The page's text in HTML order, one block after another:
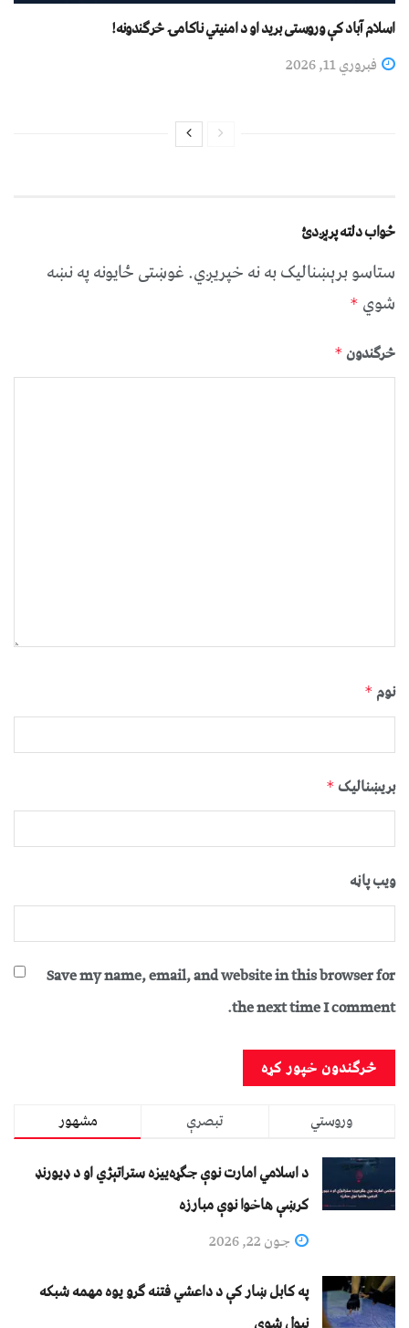
اسلام آباد کې وروستی بريد او د امنيتي ناکامۍ څرګندونه!
فبروري 11, 2026
ځواب دلته پرېږدئ
ستاسو برېښناليک به نه خپريږي.غوښتى ځایونه په نښه
شوي *
څرگندون *
نوم *
بریښنالیک *
ویب پاڼه
Save my name, email, and website in this browser for
the next time I comment.
مشهور تبصرې
وروستي
د اسلامي امارت نوې جګړه‌ییزه ستراتېژي او د ډیورنډ
کرښې هاخوا نوې مبارزه
جون 22, 2026
په کابل ښار کې د داعشي فتنه ګرو يوه مهمه شبکه